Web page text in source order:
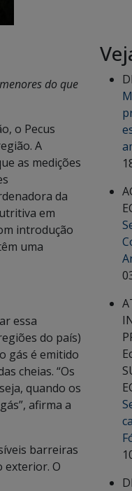
do que
o Pecus
A
as medições
da
em
introdução
uma
essa
do país)
gás é emitido
cheias. “Os
quando os
afirma a
barreiras
exterior. O